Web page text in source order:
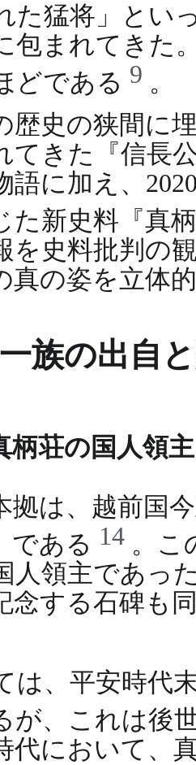
た猛将」とい
包まれてきた
どである 9 。
歴史の狭間に
てきた『信長
語に加え、
た新史料『真
を史料批判の
真の姿を立体
族の出自
柄荘の国人領主
拠は、越前国
である 14 。こ
人領主であっ
念する石碑も
は、平安時代
が、これは後
代において、